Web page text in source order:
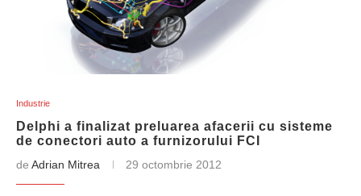
Industrie
Delphi a finalizat preluarea afacerii cu sisteme
de conectori auto a furnizorului FCI
de Adrian Mitrea 29 octombrie 2012